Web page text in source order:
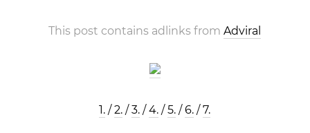
This post contains adlinks fromAdviral
1. /2. /3. /4. /5. /6. /7.